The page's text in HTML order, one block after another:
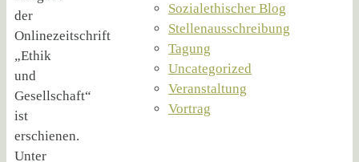
der
Onlinezeitschrift
„Ethik
und
Gesellschaft“
ist
erschienen.
Unter
Sozialethischer Blog
Stellenausschreibung
Tagung
Uncategorized
Veranstaltung
Vortrag